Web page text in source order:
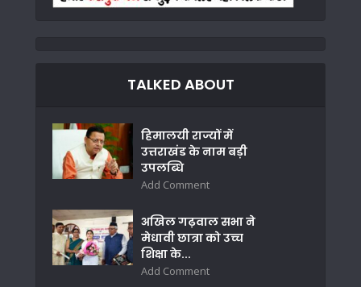
TALKED ABOUT
हिमालयी राज्यों में
उत्तराखंड के नाम बड़ी
उपलब्धि
Add Comment
अखिल गढ़वाल सभा ने
मेधावी छात्रा को उच्च
शिक्षा के...
Add Comment